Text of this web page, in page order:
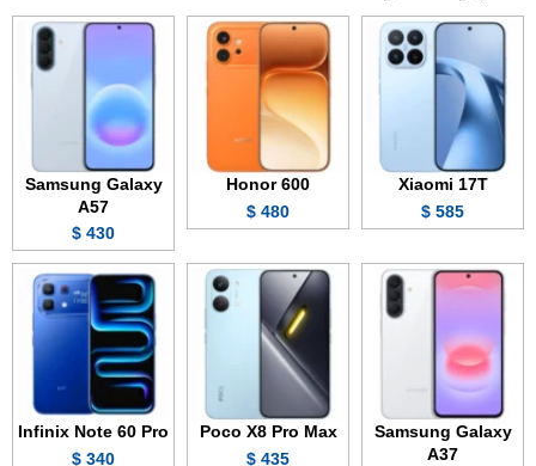
Xiaomi 17T
585 $
Honor 600
480 $
Samsung Galaxy
A57
430 $
Samsung Galaxy
A37
Poco X8 Pro Max
435 $
Infinix Note 60 Pro
340 $